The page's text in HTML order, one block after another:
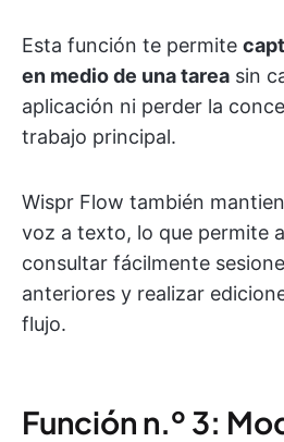
Esta función te permite
en medio de una tarea sin
aplicación ni perder la
trabajo principal.
Wispr Flow también
voz a texto, lo que permite
consultar fácilmente
anteriores y realizar
flujo.
Función n.º 3: